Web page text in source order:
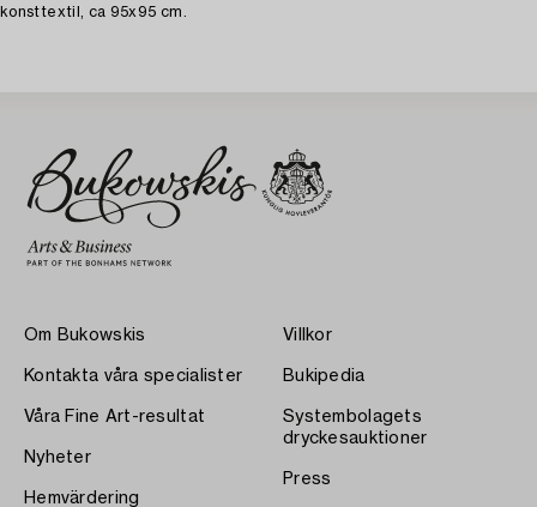
konsttextil, ca 95x95 cm.
Om Bukowskis
Kontakta våra specialister
Våra Fine Art-resultat
Nyheter
Hemvärdering
Villkor
Bukipedia
Systembolagets
dryckesauktioner
Press